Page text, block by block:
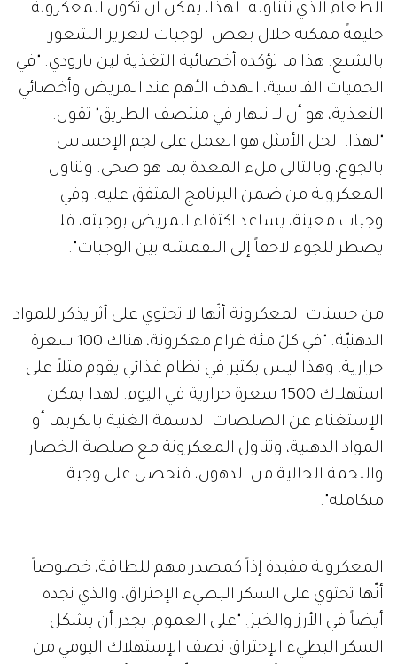
الطعام الذي نتناوله. لهذا، يمكن أن تكون المعكرونة
حليفةً ممكنة خلال بعض الوجبات لتعزيز الشعور
بالشبع. هذا ما تؤكده أخصائية التغذية لين بارودي. "في
الحميات القاسية، الهدف الأهم عند المريض وأخصائي
التغذية، هو أن لا ننهار في منتصف الطريق" تقول.
"لهذا، الحل الأمثل هو العمل على لجم الإحساس
بالجوع، وبالتالي ملء المعدة بما هو صحي. وتناول
المعكرونة من ضمن البرنامج المتفق عليه. وفي
وجبات معينة، يساعد اكتفاء المريض بوجبته، فلا
يضطر للجوء لاحقاً إلى اللقمشة بين الوجبات".
من حسنات المعكرونة أنّها لا تحتوي على أثر يذكر للمواد
الدهنيّة. "في كلّ مئة غرام معكرونة، هناك 100 سعرة
حرارية، وهذا ليس بكثير في نظام غذائي يقوم مثلاً على
استهلاك 1500 سعرة حرارية في اليوم. لهذا يمكن
الإستغناء عن الصلصات الدسمة الغنية بالكريما أو
المواد الدهنية، وتناول المعكرونة مع صلصة الخضار
واللحمة الخالية من الدهون، فنحصل على وجبة
متكاملة".
المعكرونة مفيدة إذاً كمصدر مهم للطاقة، خصوصاً
أنّها تحتوي على السكر البطيء الإحتراق، والذي نجده
أيضاً في الأرز والخبز. "على العموم، يجدر أن يشكل
السكر البطيء الإحتراق نصف الإستهلاك اليومي من